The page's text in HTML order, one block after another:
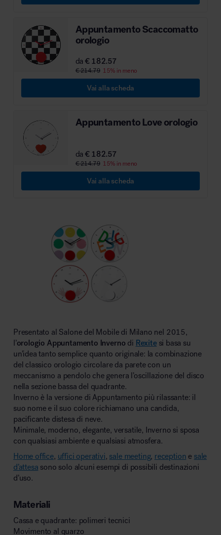
Appuntamento Scaccomatto
orologio
da€ 182.57
€ 214.79 15% in meno
Vai alla scheda
Appuntamento Love orologio
da€ 182.57
€ 214.79 15% in meno
Vai alla scheda
Presentato al Salone del Mobile di Milano nel 2015,
l’orologio Appuntamento Inverno di Rexitesi basa su
un’idea tanto semplice quanto originale: la combinazione
del classico orologio circolare da parete con un
meccanismo a pendolo che genera l’oscillazione del disco
nella sezione bassa del quadrante.
Inverno è la versione di Appuntamento più rilassante: il
suo nome e il suo colore richiamano una candida,
pacificante distesa di neve.
Minimale, moderno, elegante, versatile, Inverno si sposa
con qualsiasi ambiente e qualsiasi atmosfera.
Home office, uffici operativi, sale meeting, reception e sale
d’attesa sono solo alcuni esempi di possibili destinazioni
d’uso.
Materiali
Cassa e quadrante: polimeri tecnici
Movimento al quarzo